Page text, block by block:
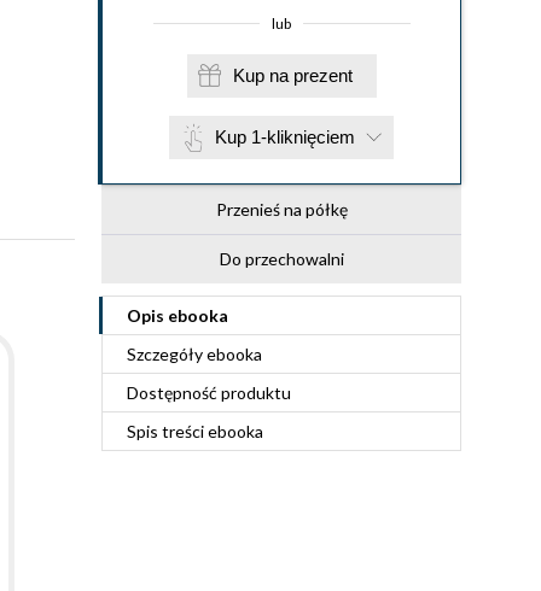
lub
Kup na prezent
Kup 1-kliknięciem
Przenieś na półkę
Do przechowalni
Opis ebooka
Szczegółyebooka
Dostępność produktu
Spis treściebooka